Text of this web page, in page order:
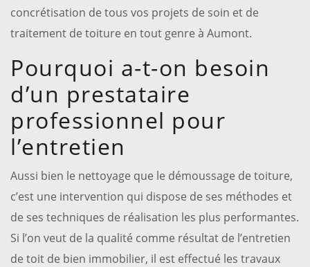
concrétisation de tous vos projets de soin et de
traitement de toiture en tout genre à Aumont.
Pourquoi a-t-on besoin
d’un prestataire
professionnel pour
l’entretien
Aussi bien le nettoyage que le démoussage de toiture,
c’est une intervention qui dispose de ses méthodes et
de ses techniques de réalisation les plus performantes.
Si l’on veut de la qualité comme résultat de l’entretien
de toit de bien immobilier, il est effectué les travaux